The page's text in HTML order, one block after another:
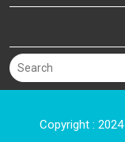
Copyright :